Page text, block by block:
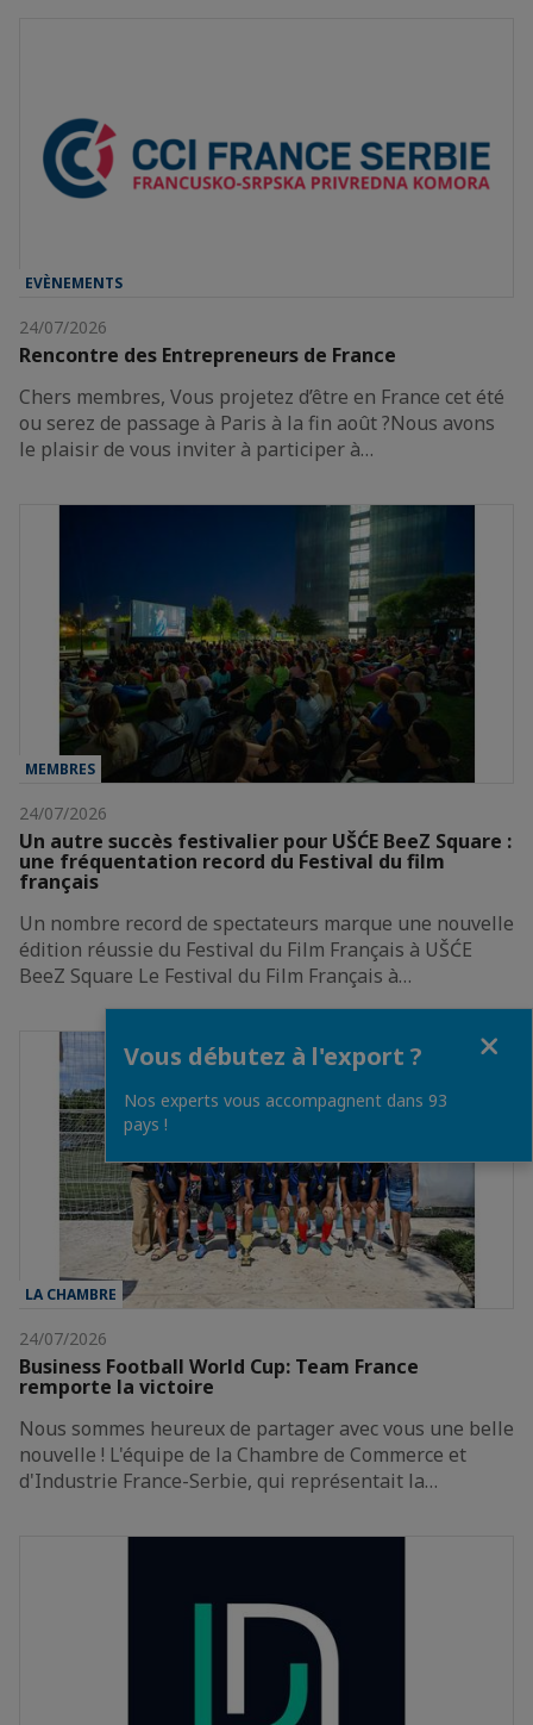
EVÈNEMENTS
24/07/2026
Rencontre des Entrepreneurs de France
Chers membres, Vous projetez d’être en France cet été
ou serez de passage à Paris à la fin août ?Nous avons
le plaisir de vous inviter à participer à…
MEMBRES
24/07/2026
Un autre succès festivalier pour UŠĆE BeeZ Square :
une fréquentation record du Festival du film
français
Un nombre record de spectateurs marque une nouvelle
édition réussie du Festival du Film Français à UŠĆE
BeeZ Square Le Festival du Film Français à…
LA CHAMBRE
24/07/2026
Business Football World Cup: Team France
remporte la victoire
Nous sommes heureux de partager avec vous une belle
nouvelle ! L'équipe de la Chambre de Commerce et
d'Industrie France-Serbie, qui représentait la…
Vous débutez à l'export ?
Nos experts vous accompagnent dans 93
pays !